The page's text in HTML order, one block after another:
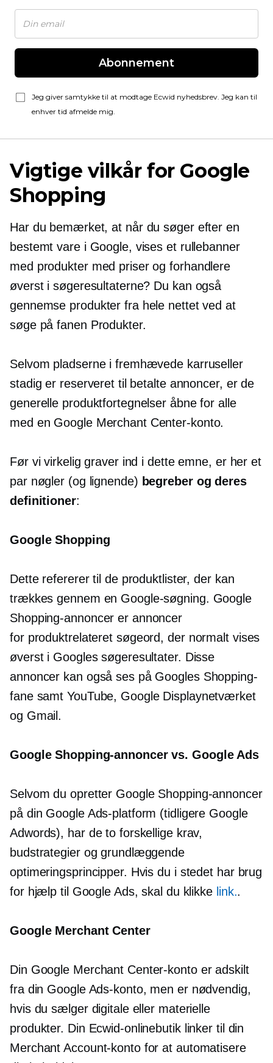
Abonnement
Jeg giver samtykke til at modtage Ecwid nyhedsbrev. Jeg kan til
enhver tid afmelde mig.
Vigtige vilkår for Google
Shopping
Har du bemærket, at når du søger efter en
bestemt vare i Google, vises et rullebanner
med produkter med priser og forhandlere
øverst i søgeresultaterne? Du kan også
gennemse produkter fra hele nettet ved at
søge på fanen Produkter.
Selvom pladserne i fremhævede karruseller
stadig er reserveret til betalte annoncer, er de
generelle produktfortegnelser åbne for alle
med en Google Merchant Center-konto.
Før vi virkelig graver ind i dette emne, er her et
par nøgler (og lignende) begreber og deres
definitioner:
Google Shopping
Dette refererer til de produktlister, der kan
trækkes gennem en Google-søgning. Google
Shopping-annoncer er annoncer
for produktrelateret søgeord, der normalt vises
øverst i Googles søgeresultater. Disse
annoncer kan også ses på Googles Shopping-
fane samt YouTube, Google Displaynetværket
og Gmail.
Google Shopping-annoncer vs. Google Ads
Selvom du opretter Google Shopping-annoncer
på din Google Ads-platform (tidligere Google
Adwords), har de to forskellige krav,
budstrategier og grundlæggende
optimeringsprincipper. Hvis du i stedet har brug
for hjælp til Google Ads, skal du klikke link..
Google Merchant Center
Din Google Merchant Center-konto er adskilt
fra din Google Ads-konto, men er nødvendig,
hvis du sælger digitale eller materielle
produkter. Din Ecwid-onlinebutik linker til din
Merchant Account-konto for at automatisere